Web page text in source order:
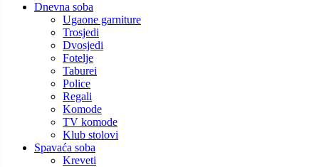
Dnevna soba
Ugaone garniture
Trosjedi
Dvosjedi
Fotelje
Taburei
Police
Regali
Komode
TV komode
Klub stolovi
Spavaća soba
Kreveti